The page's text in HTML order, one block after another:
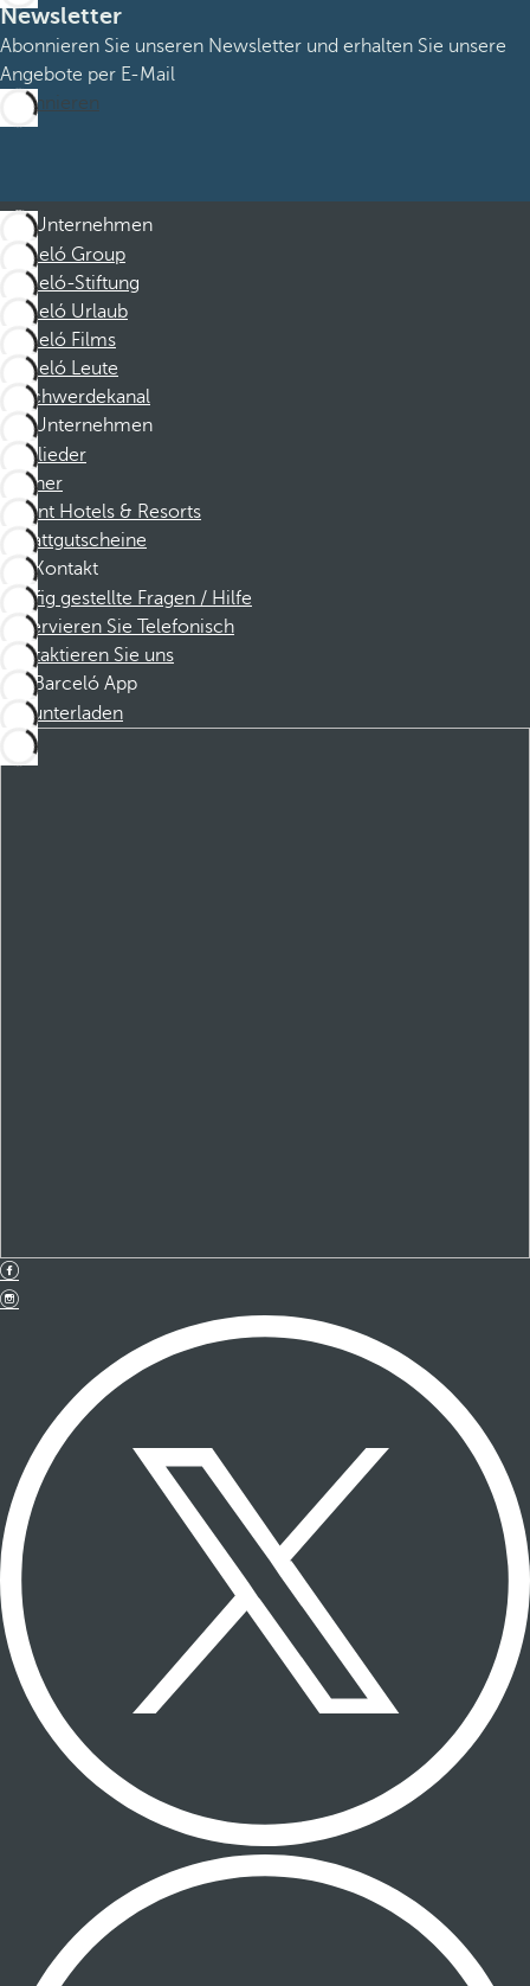
Newsletter
Abonnieren Sie unseren Newsletter und erhalten Sie unsere
Angebote per E-Mail
Abonnieren
Unternehmen
Barceló Group
Barceló-Stiftung
Barceló Urlaub
Barceló Films
Barceló Leute
Beschwerdekanal
Unternehmen
Mitglieder
Partner
Dorint Hotels & Resorts
Rabattgutscheine
Kontakt
Häufig gestellte Fragen / Hilfe
Reservieren Sie Telefonisch
Kontaktieren Sie uns
Barceló App
Herunterladen